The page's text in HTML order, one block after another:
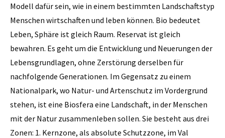
Modell dafür sein, wie in einem bestimmten Landschaftstyp
Menschen wirtschaften und leben können. Bio bedeutet
Leben, Sphäre ist gleich Raum. Reservat ist gleich
bewahren. Es geht um die Entwicklung und Neuerungen der
Lebensgrundlagen, ohne Zerstörung derselben für
nachfolgende Generationen. Im Gegensatz zu einem
Nationalpark, wo Natur- und Artenschutz im Vordergrund
stehen, ist eine Biosfera eine Landschaft, in der Menschen
mit der Natur zusammenleben sollen. Sie besteht aus drei
Zonen: 1. Kernzone, als absolute Schutzzone, im Val